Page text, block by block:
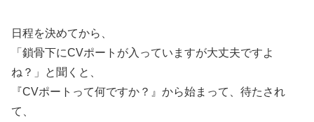
日程を決めてから、
「鎖骨下にCVポートが入っていますが大丈夫ですよ
ね？」と聞くと、
『CVポートって何ですか？』から始まって、待たされ
て、